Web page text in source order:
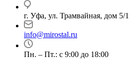
г. Уфа, ул. Трамвайная, дом 5/1
info@mirostal.ru
Пн. – Пт.: с 9:00 до 18:00